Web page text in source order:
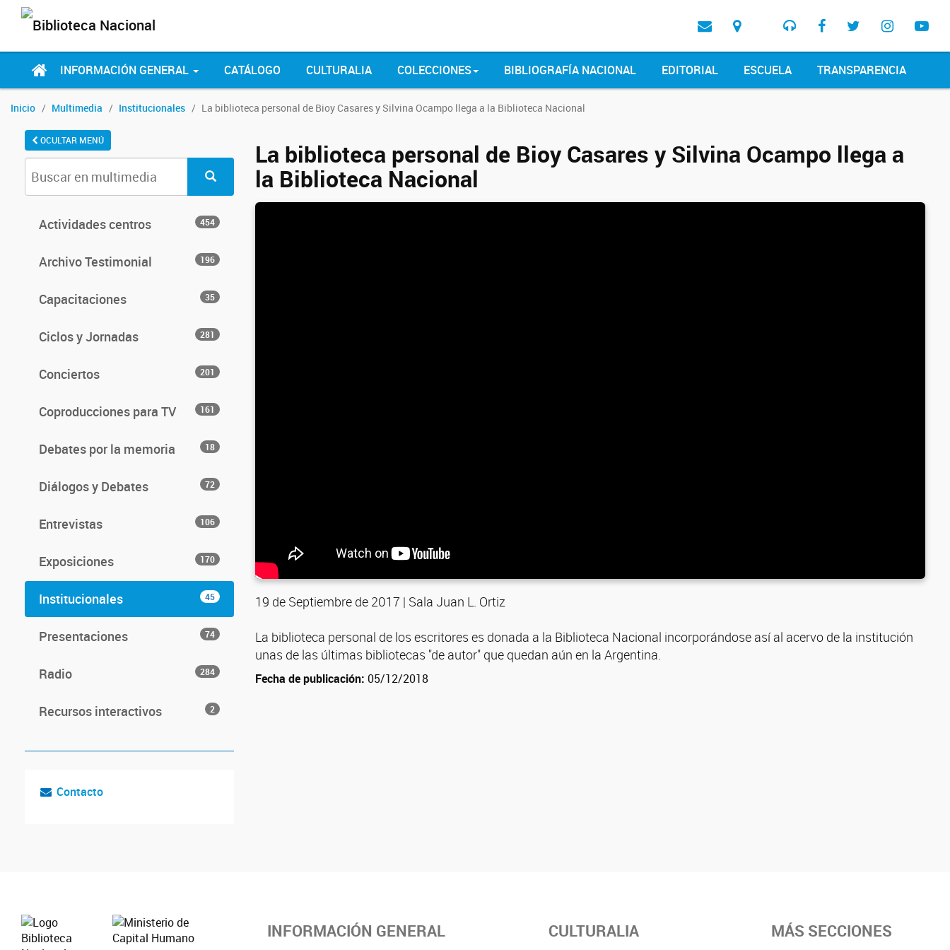
INFORMACIÓN GENERAL CATÁLOGO CULTURALIA COLECCIONES BIBLIOGRAFÍA NACIONAL EDITORIAL ESCUELA TRANSPARENCIA
Inicio Multimedia Institucionales La biblioteca personal de Bioy Casares y Silvina Ocampo llega a la Biblioteca Nacional
OCULTAR MENÚ
Actividades centros 454
Archivo Testimonial 196
Capacitaciones 35
Ciclos y Jornadas 281
Conciertos 201
Coproducciones para TV 161
Debates por la memoria 18
Diálogos y Debates 72
Entrevistas 106
Exposiciones 170
Institucionales 45
Presentaciones 74
Radio 284
Recursos interactivos 2
Contacto
La biblioteca personal de Bioy Casares y Silvina Ocampo llega a
la Biblioteca Nacional
19 de Septiembre de 2017 | Sala Juan L. Ortiz
La biblioteca personal de los escritores es donada a la Biblioteca Nacional incorporándose así al acervo de la institución
unas de las últimas bibliotecas "de autor" que quedan aún en la Argentina.
Fecha de publicación: 05/12/2018
INFORMACIÓN GENERAL CULTURALIA MÁS SECCIONES